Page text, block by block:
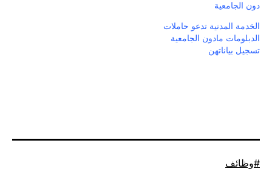
دون الجامعية
الخدمة المدنية تدعو حاملات
الدبلومات مادون الجامعية
تسجيل بياناتهن
موسوم
وظائف